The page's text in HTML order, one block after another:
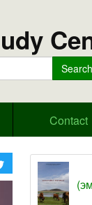
Search
Contact